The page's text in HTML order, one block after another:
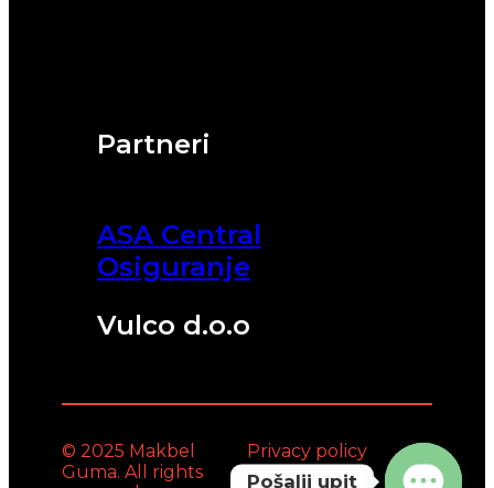
Partneri
ASA Central
Osiguranje
Vulco d.o.o
© 2025 Makbel
Guma. All rights
Privacy policy
Pošalji upit